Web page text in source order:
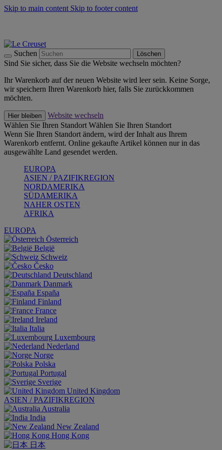
Skip to main content Skip to footer content
Suchen Löschen
Sind Sie sicher, dass Sie die Website wechseln möchten?
Ihr Warenkorb auf der neuen Website wird leer sein. Keine Sorge,
wir speichern Ihren Warenkorb hier, falls Sie zurückkommen
möchten.
Hier bleiben
Website wechseln
Wählen Sie Ihren Standort Wählen Sie Ihren Standort
Wenn Sie Ihren Standort ändern, wird der Inhalt aus Ihrem
Warenkorb entfernt. Online gekaufte Artikel können nur in das
ausgewählte Land gesendet werden.
EUROPA
ASIEN / PAZIFIKREGION
NORDAMERIKA
SÜDAMERIKA
NAHER OSTEN
AFRIKA
EUROPA
Österreich
België
Schweiz
Česko
Deutschland
Danmark
España
Finland
France
Ireland
Italia
Luxembourg
Nederland
Norge
Polska
Portugal
Sverige
United Kingdom
ASIEN / PAZIFIKREGION
Australia
India
New Zealand
Hong Kong
日本